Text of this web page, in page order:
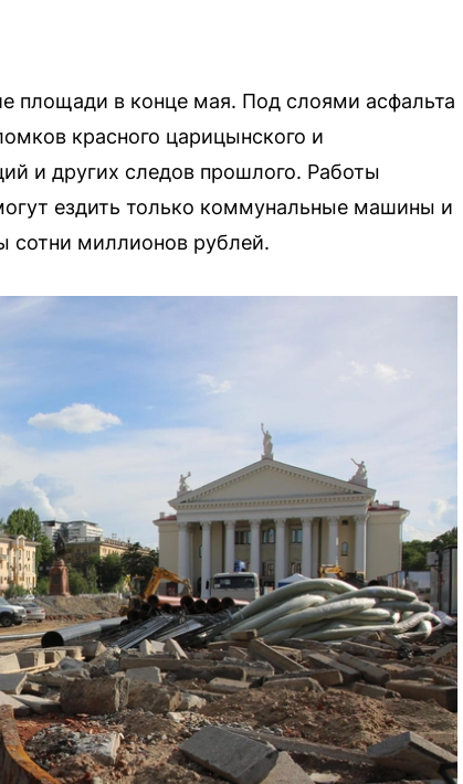
площади в конце мая. Под слоями асфальта
красного царицынского и
и других следов прошлого. Работы
ездить только коммунальные машины и
сотни миллионов рублей.